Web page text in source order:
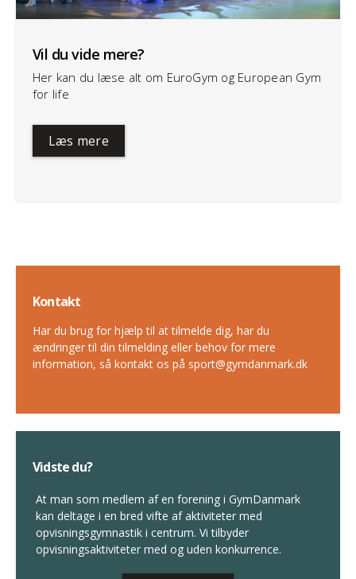
Vil du vide mere?
Her kan du læse alt om EuroGym og European Gym
for life
Læs mere
Kontakt
Har du brug for hjælp til at tilmelde dig, har du
ændringer til din tilmelding eller behov for mere
information, så kontakt os på sport@gymdanmark.dk
Vidste du?
At man som medlem af en forening i GymDanmark
kan deltage i en bred vifte af aktiviteter med
opvisningsgymnastik i centrum. Vi tilbyder
opvisningsaktiviteter med og uden konkurrence.